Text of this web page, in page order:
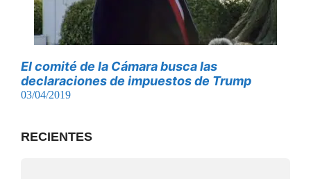
El comité de la Cámara busca las
declaraciones de impuestos de Trump
03/04/2019
RECIENTES